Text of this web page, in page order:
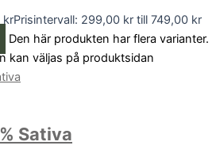
krPrisintervall: 299,00 kr till 749,00 kr
Den här produkten har flera varianter.
kan väljas på produktsidan
Sativa